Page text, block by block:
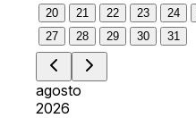
20
21 22 23 24
27
28 29 30 31
agosto
2026